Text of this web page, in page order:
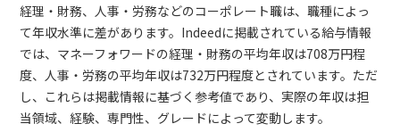
経理・財務、人事・労務などのコーポレート職は、職種によっ
て年収水準に差があります。Indeedに掲載されている給与情報
では、マネーフォワードの経理・財務の平均年収は708万円程
度、人事・労務の平均年収は732万円程度とされています。ただ
し、これらは掲載情報に基づく参考値であり、実際の年収は担
当領域、経験、専門性、グレードによって変動します。